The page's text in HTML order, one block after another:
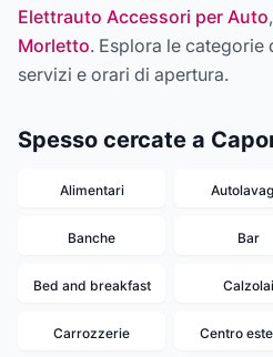
Elettrauto Accessori per Auto,
Morletto. Esplora le
servizi e orari di apertura.
Spesso cercate a
Alimentari
Banche Bar
Bed and breakfast Calzolai
Carrozzerie Centro